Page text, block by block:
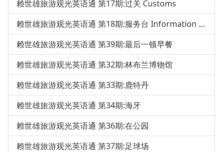
赖世雄旅游观光英语通 第17期:过关 Customs
赖世雄旅游观光英语通 第18期:服务台 Information Desk
赖世雄旅游观光英语通 第39期:最后一顿早餐
赖世雄旅游观光英语通 第32期:林布兰博物馆
赖世雄旅游观光英语通 第33期:鹿特丹
赖世雄旅游观光英语通 第34期:海牙
赖世雄旅游观光英语通 第36期:在公园
赖世雄旅游观光英语通 第37期:足球场